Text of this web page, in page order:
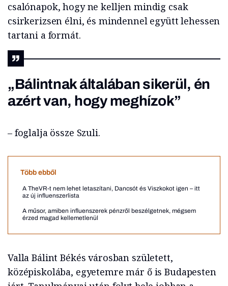
csalónapok, hogy ne kelljen mindig csak
csirkerizsen élni, és mindennel együtt lehessen
tartani a formát.
„Bálintnak általában sikerül, én
azért van, hogy meghízok”
– foglalja össze Szuli.
Több ebből
A TheVR-t nem lehet letaszítani, Dancsót és Viszkokot igen – itt
az új influenszerlista
A műsor, amiben influenszerek pénzről beszélgetnek, mégsem
érzed magad kellemetlenül
Valla Bálint Békés városban született,
középiskolába, egyetemre már ő is Budapesten